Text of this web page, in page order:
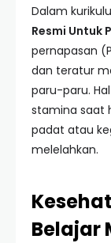
Dalam
Resmi Untuk
pernapasan
dan teratur
paru-paru.
stamina saat
padat atau
melelahkan.
Belajar